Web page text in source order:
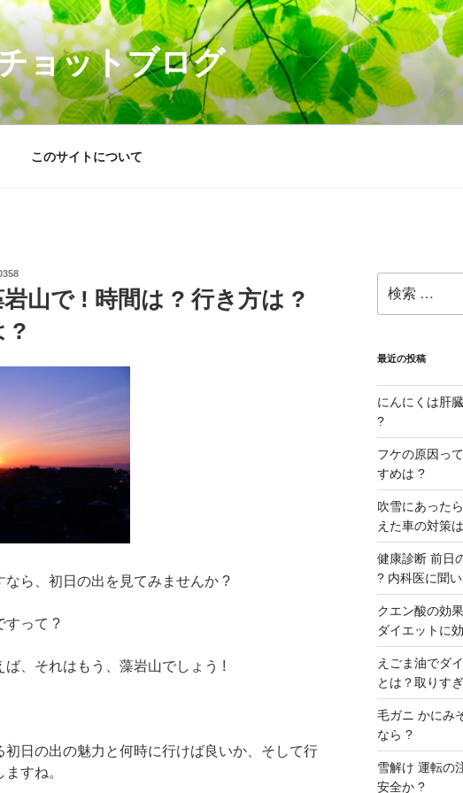
ョットブログ
このサイトについて
山で ! 時間は ? 行き方は ?
?
なら、初日の出を見てみませんか ?
すって ?
、それはもう、藻岩山でしょう !
初日の出の魅力と何時に行けば良いか、そして行
すね。
索:
最近の投稿
にんにくは肝
?
フケの原因っ
すめは ?
吹雪にあった
えた車の対策
健康診断 前日
? 内科医に聞
クエン酸の効
ダイエットに
えごま油でダ
とは？取りす
毛ガニ かにみ
なら ?
雪解け 運転の
安全か ?